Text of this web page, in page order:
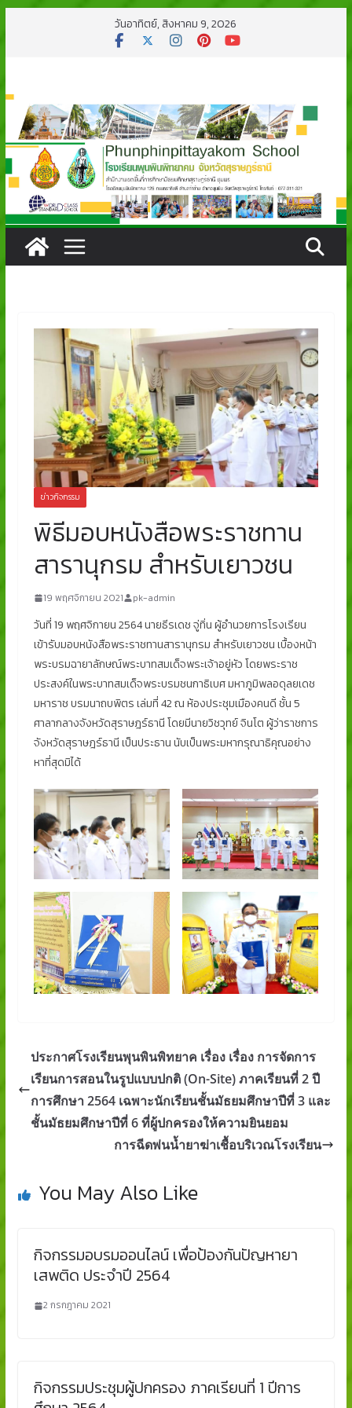
วันอาทิตย์, สิงหาคม 9, 2026
ข่าวกิจกรรม
พิธีมอบหนังสือพระราชทาน
สารานุกรม สำหรับเยาวชน
19 พฤศจิกายน 2021 pk-admin
วันที่ 19 พฤศจิกายน 2564 นายธีรเดช จู่ทิ่น ผู้อำนวยการโรงเรียน
เข้ารับมอบหนังสือพระราชทานสารานุกรม สำหรับเยาวชน เบื้องหน้า
พระบรมฉายาลักษณ์พระบาทสมเด็จพระเจ้าอยู่หัว โดยพระราช
ประสงค์ในพระบาทสมเด็จพระบรมชนกาธิเบศ มหาภูมิพลอดุลยเดช
มหาราช บรมนาถบพิตร เล่มที่ 42 ณ ห้องประชุมเมืองคนดี ชั้น 5
ศาลากลางจังหวัดสุราษฎร์ธานี โดยมีนายวิชวุทย์ จินโต ผู้ว่าราชการ
จังหวัดสุราษฎร์ธานี เป็นประธาน นับเป็นพระมหากรุณาธิคุณอย่าง
หาที่สุดมิได้
ประกาศโรงเรียนพุนพินพิทยาค เรื่อง เรื่อง การจัดการ
เรียนการสอนในรูปแบบปกติ (On-Site) ภาคเรียนที่ 2 ปี
การศึกษา 2564 เฉพาะนักเรียนชั้นมัธยมศึกษาปีที่ 3 และ
ชั้นมัธยมศึกษาปีที่ 6 ที่ผู้ปกครองให้ความยินยอม
การฉีดพ่นน้ำยาฆ่าเชื้อบริเวณโรงเรียน
You May Also Like
กิจกรรมอบรมออนไลน์ เพื่อป้องกันปัญหายา
เสพติด ประจำปี 2564
2 กรกฎาคม 2021
กิจกรรมประชุมผู้ปกครอง ภาคเรียนที่ 1 ปีการ